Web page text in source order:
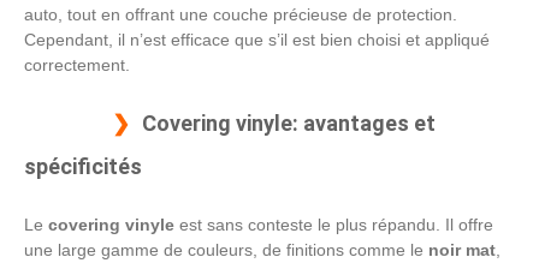
auto, tout en offrant une couche précieuse de protection.
Cependant, il n’est efficace que s’il est bien choisi et appliqué
correctement.
Covering vinyle: avantages et
spécificités
Le covering vinyle est sans conteste le plus répandu. Il offre
une large gamme de couleurs, de finitions comme le noir mat